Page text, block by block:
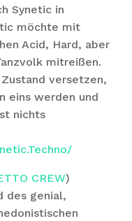
Synetic in
möchte mit
Acid, Hard, aber
mitreißen.
versetzen,
eins werden und
nichts
CREW)
des genial,